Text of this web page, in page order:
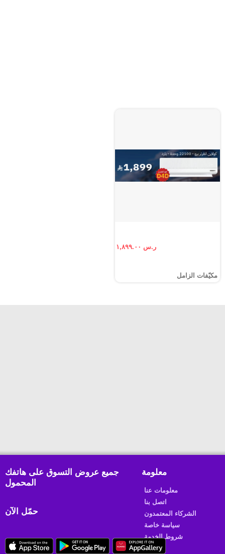
ر.س ١,٨٩٩.٠٠
مكيّفات الزامل
جميع عروض التسوق على هاتفك
المحمول
حمّل الآن
معلومة
معلومات عنا
اتصل بنا
الشركاء المعتمدون
سياسة خاصة
شروط الخدمة